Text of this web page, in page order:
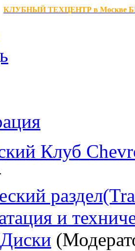
КЛУБНЫЙ ТЕХЦЕНТР в Москве
Клуб
и